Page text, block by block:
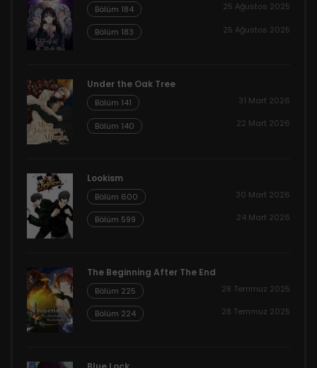
Bölüm 184 25 Ağustos 2025
Bölüm 183 25 Ağustos 2025
Under the Oak Tree
Bölüm 141 31 Mart 2026
Bölüm 140 22 Mart 2026
Lookism
Bölüm 600 30 Mart 2026
Bölüm 599 24 Mart 2026
The Beginning After The End
Bölüm 225 28 Temmuz 2025
Bölüm 224 28 Temmuz 2025